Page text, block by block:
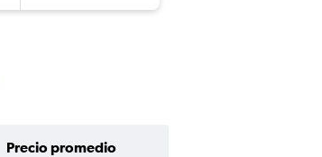
Precio promedio